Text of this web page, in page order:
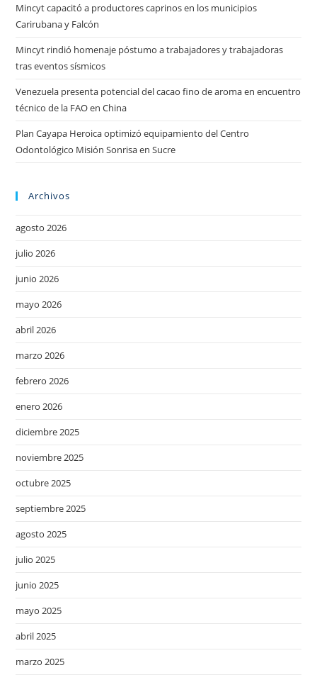
Mincyt capacitó a productores caprinos en los municipios
Carirubana y Falcón
Mincyt rindió homenaje póstumo a trabajadores y trabajadoras
tras eventos sísmicos
Venezuela presenta potencial del cacao fino de aroma en encuentro
técnico de la FAO en China
Plan Cayapa Heroica optimizó equipamiento del Centro
Odontológico Misión Sonrisa en Sucre
Archivos
agosto 2026
julio 2026
junio 2026
mayo 2026
abril 2026
marzo 2026
febrero 2026
enero 2026
diciembre 2025
noviembre 2025
octubre 2025
septiembre 2025
agosto 2025
julio 2025
junio 2025
mayo 2025
abril 2025
marzo 2025